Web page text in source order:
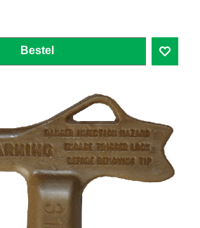
Bestel